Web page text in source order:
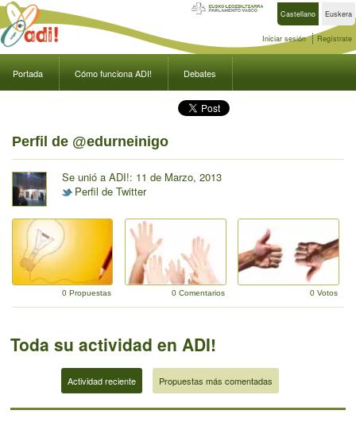
Castellano Euskera
Iniciar sesión Regístrate
Portada Cómo funciona ADI! Debates
Perfil de @edurneinigo
Se unió a ADI!: 11 de Marzo, 2013
Perfil de Twitter
0 Propuestas 0 Comentarios 0 Votos
Toda su actividad en ADI!
Actividad reciente Propuestas más comentadas